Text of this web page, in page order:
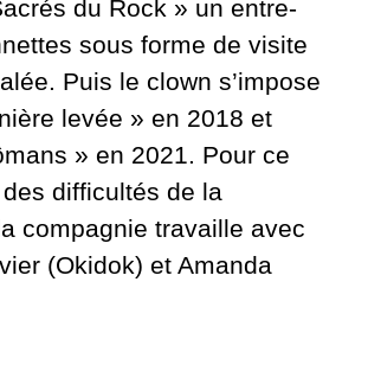
du Rock » un entre-
sous forme de visite
Puis le clown s’impose
levée » en 2018 et
» en 2021. Pour ce
difficultés de la
compagnie travaille avec
(Okidok) et Amanda